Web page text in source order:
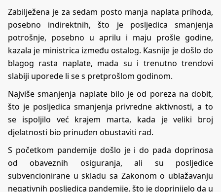
Zabilježena je za sedam posto manja naplata prihoda,
posebno indirektnih, što je posljedica smanjenja
potrošnje, posebno u aprilu i maju prošle godine,
kazala je ministrica između ostalog. Kasnije je došlo do
blagog rasta naplate, mada su i trenutno trendovi
slabiji uporede li se s pretprošlom godinom.
Najviše smanjenja naplate bilo je od poreza na dobit,
što je posljedica smanjenja privredne aktivnosti, a to
se ispoljilo već krajem marta, kada je veliki broj
djelatnosti bio prinuđen obustaviti rad.
S početkom pandemije došlo je i do pada doprinosa
od obaveznih osiguranja, ali su posljedice
subvencionirane u skladu sa Zakonom o ublažavanju
negativnih posljedica pandemije, što je doprinijelo da u